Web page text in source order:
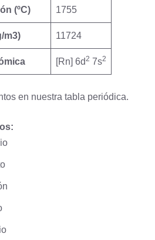
(ºC) 1755
m3) 11724
[Rn] 6d 2 7s2
en nuestra tabla periódica.